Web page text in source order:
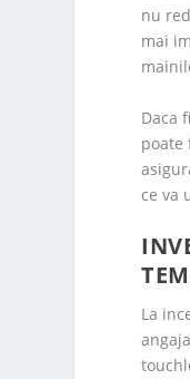
nu
mai
Daca
poate
ce va
La